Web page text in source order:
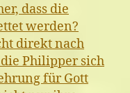
dass die
werden?
direkt nach
Philipper sich
für Gott